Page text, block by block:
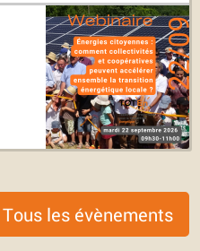
Tous les évènements